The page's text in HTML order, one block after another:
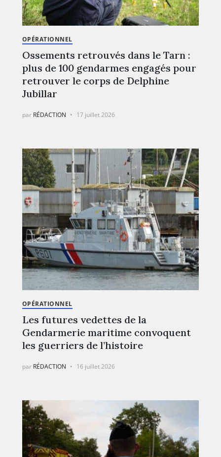
OPÉRATIONNEL
Ossements retrouvés dans le Tarn :
plus de 100 gendarmes engagés pour
retrouver le corps de Delphine
Jubillar
par RÉDACTION 17 juillet 2026
OPÉRATIONNEL
Les futures vedettes de la
Gendarmerie maritime convoquent
les guerriers de l’histoire
par RÉDACTION 16 juillet 2026